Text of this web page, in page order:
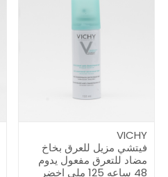
VICHY
فيتشي مزيل للعرق بخاخ
مضاد للتعرق مفعول يدوم
48 ساعه 125 ملي اخضر